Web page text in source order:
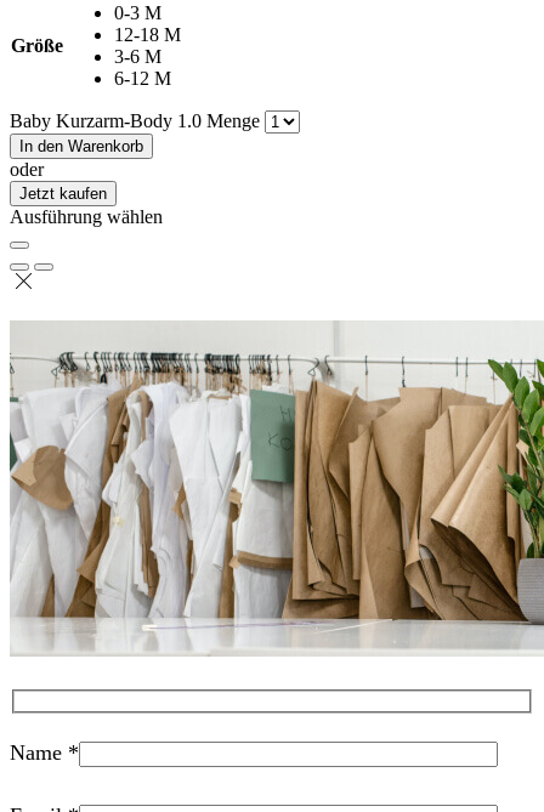
Größe
0-3 M
12-18 M
3-6 M
6-12 M
Baby Kurzarm-Body 1.0 Menge
In den Warenkorb
oder
Jetzt kaufen
Ausführung wählen
Name *